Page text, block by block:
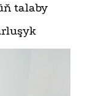
talaby